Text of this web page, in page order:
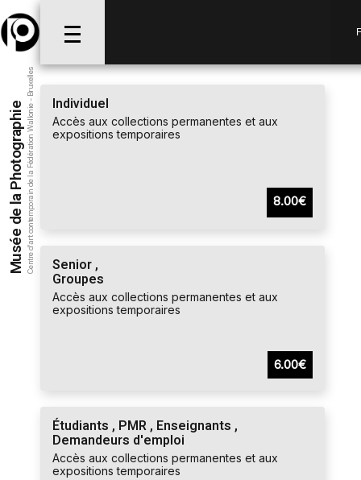
Musée de la PhotographieCentre d’art contemporain de la Fédération Wallonie - Bruxelles Individuel
Accès aux collections permanentes et aux
expositions temporaires
8.00€
Senior ,
Groupes
Accès aux collections permanentes et aux
expositions temporaires
6.00€
Étudiants , PMR , Enseignants ,
Demandeurs d'emploi
Accès aux collections permanentes et aux
expositions temporaires